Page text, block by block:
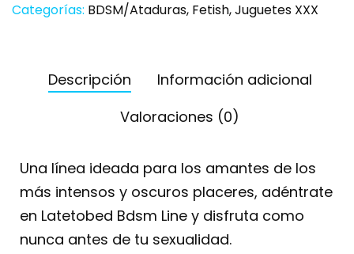
Categorías: BDSM/Ataduras, Fetish,Juguetes XXX
Descripción
Información adicional
Valoraciones (0)
Una línea ideada para los amantes de los
más intensos y oscuros placeres, adéntrate
en Latetobed Bdsm Line y disfruta como
nunca antes de tu sexualidad.